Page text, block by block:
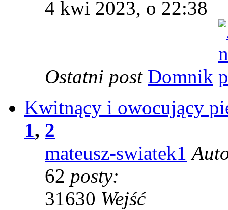
4 kwi 2023, o 22:38
Ostatni post Domnik
Kwitnący i owocujący
1, 2
mateusz-swiatek1
62 posty:
31630 Wejść